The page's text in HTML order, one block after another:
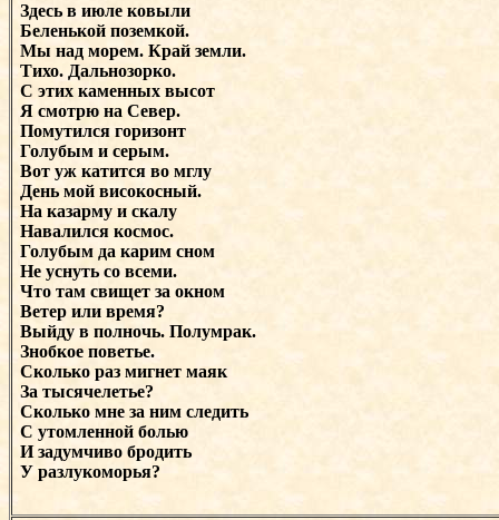
Здесь в июле ковыли
Беленькой поземкой.
Мы над морем. Край земли.
Тихо. Дальнозорко.
С этих каменных высот
Я смотрю на Север.
Помутился горизонт
Голубым и серым.
Вот уж катится во мглу
День мой високосный.
На казарму и скалу
Навалился космос.
Голубым да карим сном
Не уснуть со всеми.
Что там свищет за окном
Ветер или время?
Выйду в полночь. Полумрак.
Знобкое поветье.
Сколько раз мигнет маяк
За тысячелетье?
Сколько мне за ним следить
С утомленной болью
И задумчиво бродить
У разлукоморья?